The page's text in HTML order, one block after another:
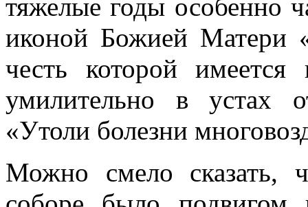
тяжелые годы особенно
иконой Божией Матери
честь которой
умилительно в устах
«Утоли болезни
Можно смело сказать,